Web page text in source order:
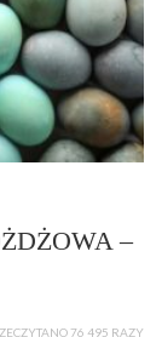
–
76 495 RAZY